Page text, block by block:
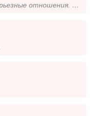
Я не замужем и ищу серьезные отношения. Люблю романтику и обожаю путешествовать. Для меня важно, чтобы рядом был человек...